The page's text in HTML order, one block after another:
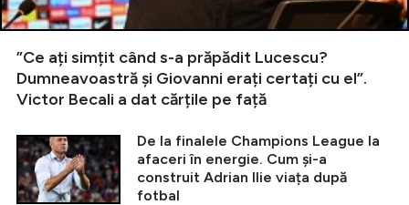
”Ce ați simțit când s-a prăpădit Lucescu?
Dumneavoastră și Giovanni erați certați cu el”.
Victor Becali a dat cărțile pe față
De la finalele Champions League la
afaceri în energie. Cum și-a
construit Adrian Ilie viața după
fotbal